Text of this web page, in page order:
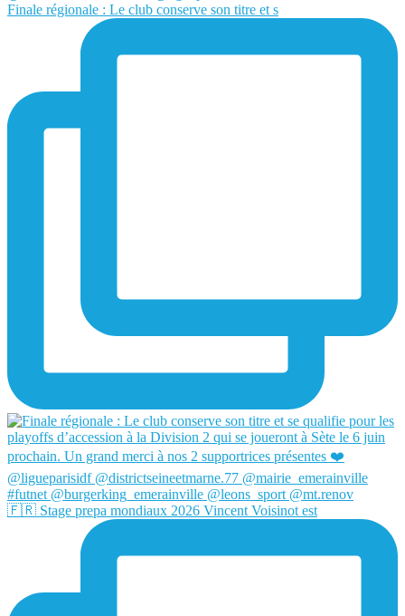
Finale régionale : Le club conserve son titre et s
🇫🇷 Stage prepa mondiaux 2026 Vincent Voisinot est